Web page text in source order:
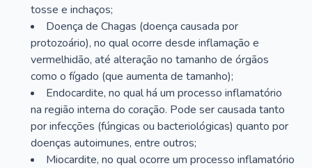
tosse e inchaços;
Doença de Chagas (doença causada por
protozoário), no qual ocorre desde inflamação e
vermelhidão, até alteração no tamanho de órgãos
como o fígado (que aumenta de tamanho);
Endocardite, no qual há um processo inflamatório
na região interna do coração. Pode ser causada tanto
por infecções (fúngicas ou bacteriológicas) quanto por
doenças autoimunes, entre outros;
Miocardite, no qual ocorre um processo inflamatório